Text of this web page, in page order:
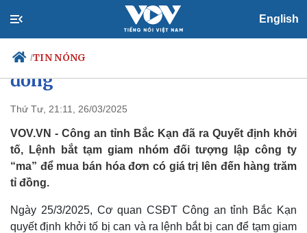
English
/TIN NÓNG
Chính trị
Đảng
Tổ chức nhân sự
Quốc hội
Nhận diện sự thật
Xã hội
Tin 24h
Dự báo thời tiết
Việc làm
Biển đảo
Lập công ty “ma” để mua bán
hóa đơn trái phép hàng trăm tỉ
đồng
Thứ Tư, 21:11, 26/03/2025
VOV.VN - Công an tỉnh Bắc Kạn đã ra Quyết định khởi
tố, Lệnh bắt tạm giam nhóm đối tượng lập công ty
“ma” để mua bán hóa đơn có giá trị lên đến hàng trăm
tỉ đồng.
Ngày 25/3/2025, Cơ quan CSĐT Công an tỉnh Bắc Kạn
quyết định khởi tố bị can và ra lệnh bắt bị can để tạm giam